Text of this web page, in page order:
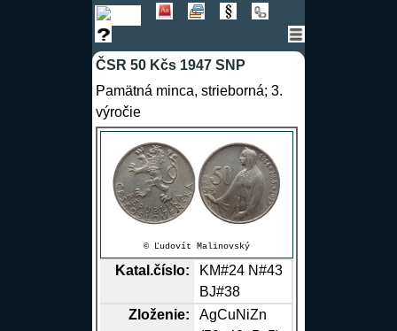
ČSR 50 Kčs 1947 SNP
Pamätná minca, strieborná; 3.
výročie
© Ľudovít Malinovský
Katal.číslo:
KM#24 N#43
BJ#38
Zloženie:
AgCuNiZn